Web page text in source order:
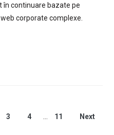
în continuare bazate pe
corporate complexe.
3 4 11 Next